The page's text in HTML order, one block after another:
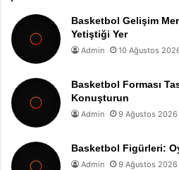
Basketbol Gelişim
Yetiştiği Yer
Admin 10 Ağustos
Basketbol Forması
Konuşturun
Admin 9 Ağustos 2026
Basketbol Figürleri:
Admin 9 Ağustos 2026